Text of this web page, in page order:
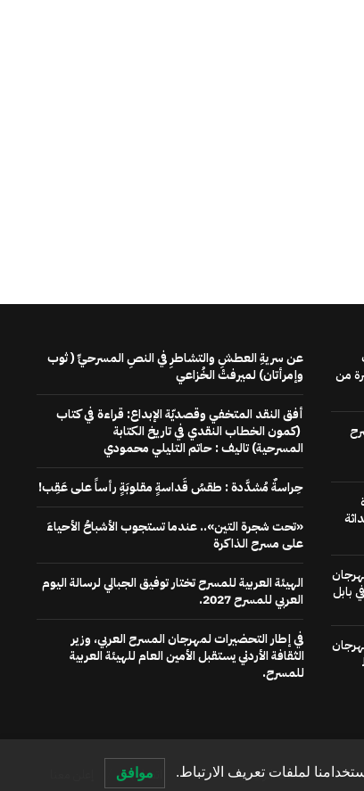
من
بابل
عن سريةِ العطشِ والتشاطرِ في النصِ المسرحيِّ ( ثوب
وإمرأتان) لميرفتْ الخُزاعي
أفق النقد المتخفي وقصديّة الإبداع: قراءة في كتاب
(كمون الخطاب النقدي في تاريخ الكتابة
المسرحية) تاليف : حاتم التليلي محمودي
حِراسةٌ مُشدَّدة : طقسُ قَداسةٍ مقلوبَةٍ رأساً على عَقِب!
«تحت شجرة التين».. عندما تستجوب الأشباحُ الأحياءَ
على مسرح الذاكرة
الهيئة العربية للمسرح تختار توفيق الجبالي لرسالة اليوم
العربي للمسرح 2027.
في إطار التحضيرات لمهرجان المسرح العربي، وزير
الثقافة الأردني يستقبل الأمين العام للهيئة العربية
للمسرح.
الصفحة الرئيسية عنا اتصل بنا لملفات تعريف الارتباط. موافق